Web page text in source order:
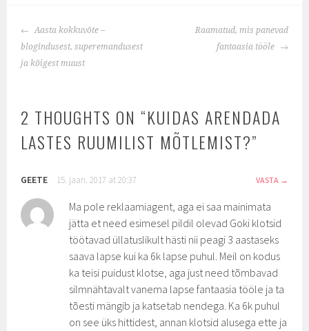
POST
NAVIGATION
Aasta kokkuvõte –
blogindusest, superemandusest
ja kõigest muust
Raamatud, mis panevad
fantaasia tööle
2 THOUGHTS ON “KUIDAS ARENDADA
LASTES RUUMILIST MÕTLEMIST?”
GEETE 15. jaan. 2017 at 20:37 VASTA
Ma pole reklaamiagent, aga ei saa mainimata
jätta et need esimesel pildil olevad Goki klotsid
töötavad üllatuslikult hästi nii peagi 3 aastaseks
saava lapse kui ka 6k lapse puhul. Meil on kodus
ka teisi puidust klotse, aga just need tõmbavad
silmnähtavalt vanema lapse fantaasia tööle ja ta
tõesti mängib ja katsetab nendega. Ka 6k puhul
on see üks hittidest, annan klotsid alusega ette ja